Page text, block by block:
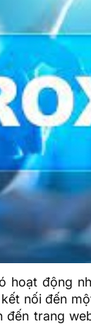
động
nối đến
trang